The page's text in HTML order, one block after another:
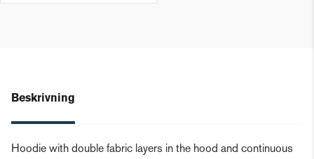
Beskrivning
Hoodie with double fabric layers in the hood and continuous